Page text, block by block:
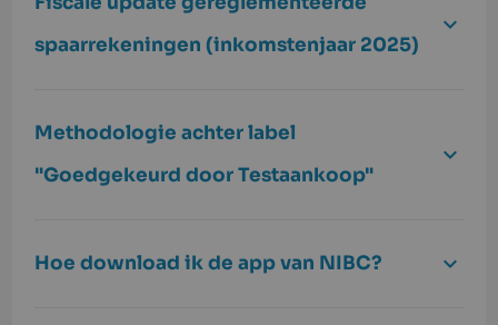
spaarrekeningen (inkomstenjaar 2025)
Methodologie achter label
"Goedgekeurd door Testaankoop"
Hoe download ik de app van NIBC?